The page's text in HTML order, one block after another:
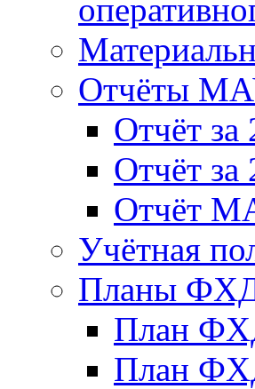
Отчёты
Отчёт за
Отчёт за
Отчёт
Учётная
Планы
План
План